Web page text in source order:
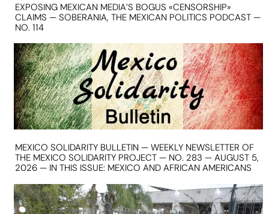
EXPOSING MEXICAN MEDIA’S BOGUS «CENSORSHIP»
CLAIMS — SOBERANIA, THE MEXICAN POLITICS PODCAST —
NO. 114
MEXICO SOLIDARITY BULLETIN — WEEKLY NEWSLETTER OF
THE MEXICO SOLIDARITY PROJECT — NO. 283 — AUGUST 5,
2026 — IN THIS ISSUE: MEXICO AND AFRICAN AMERICANS